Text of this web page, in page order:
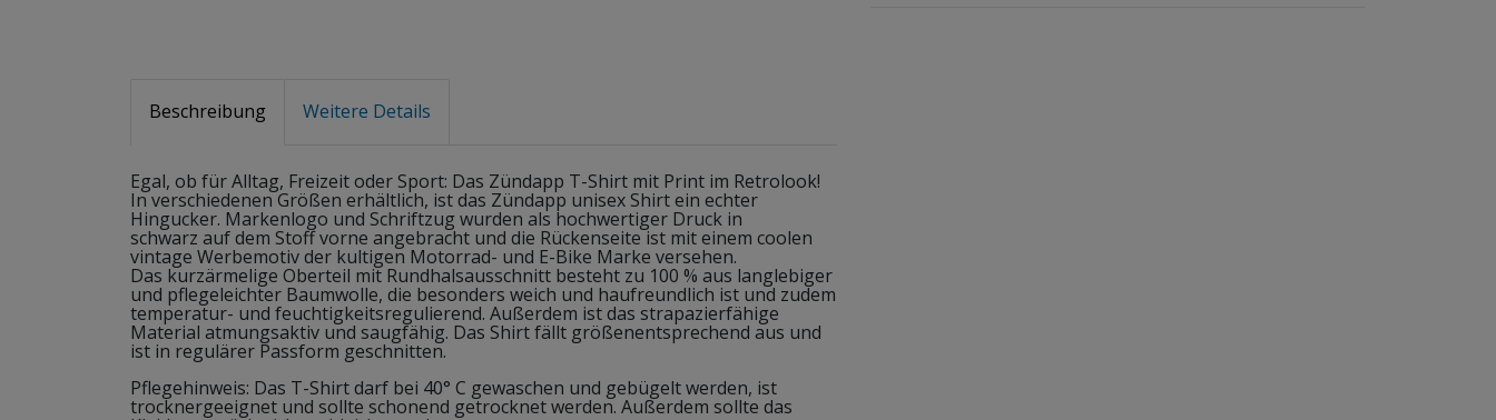
Beschreibung Weitere Details
Egal, ob für Alltag, Freizeit oder Sport: Das Zündapp T-Shirt mit Print im Retrolook!
In verschiedenen Größen erhältlich, ist das Zündapp unisex Shirt ein echter
Hingucker. Markenlogo und Schriftzug wurden als hochwertiger Druck in
schwarz auf dem Stoff vorne angebracht und die Rückenseite ist mit einem coolen
vintage Werbemotiv der kultigen Motorrad- und E-Bike Marke versehen.
Das kurzärmelige Oberteil mit Rundhalsausschnitt besteht zu 100 % aus langlebiger
und pflegeleichter Baumwolle, die besonders weich und haufreundlich ist und zudem
temperatur- und feuchtigkeitsregulierend. Außerdem ist das strapazierfähige
Material atmungsaktiv und saugfähig. Das Shirt fällt größenentsprechend aus und
ist in regulärer Passform geschnitten.
Pflegehinweis: Das T-Shirt darf bei 40° C gewaschen und gebügelt werden, ist
trocknergeeignet und sollte schonend getrocknet werden. Außerdem sollte das